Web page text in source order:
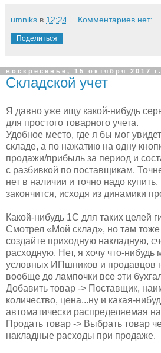
umniks в 12:24 Комментариев нет:
Поделиться
воскресенье, 15 октября 2017 г.
Складской учет
Я давно уже ищу какой-нибудь
для простого товарного учета.
Удобное место, где я бы мог
складе, а по нажатию на одну
продажи/прибыль за период и
с разбивкой по поставщикам.
нет в наличии и точно надо купить,
закончится, исходя из динамики
Какой-нибудь 1С для таких целей
Смотрел «Мой склад», но там
создайте приходную накладную,
расходную. Нет, я хочу что-нибудь
условных ИПшников и продавцов
вообще до лампочки все эти
Добавить товар -> Поставщик,
количество, цена...ну и какая-
автоматически распределяемая
Продать товар -> Выбрать товар
накладные расходы при продаже.